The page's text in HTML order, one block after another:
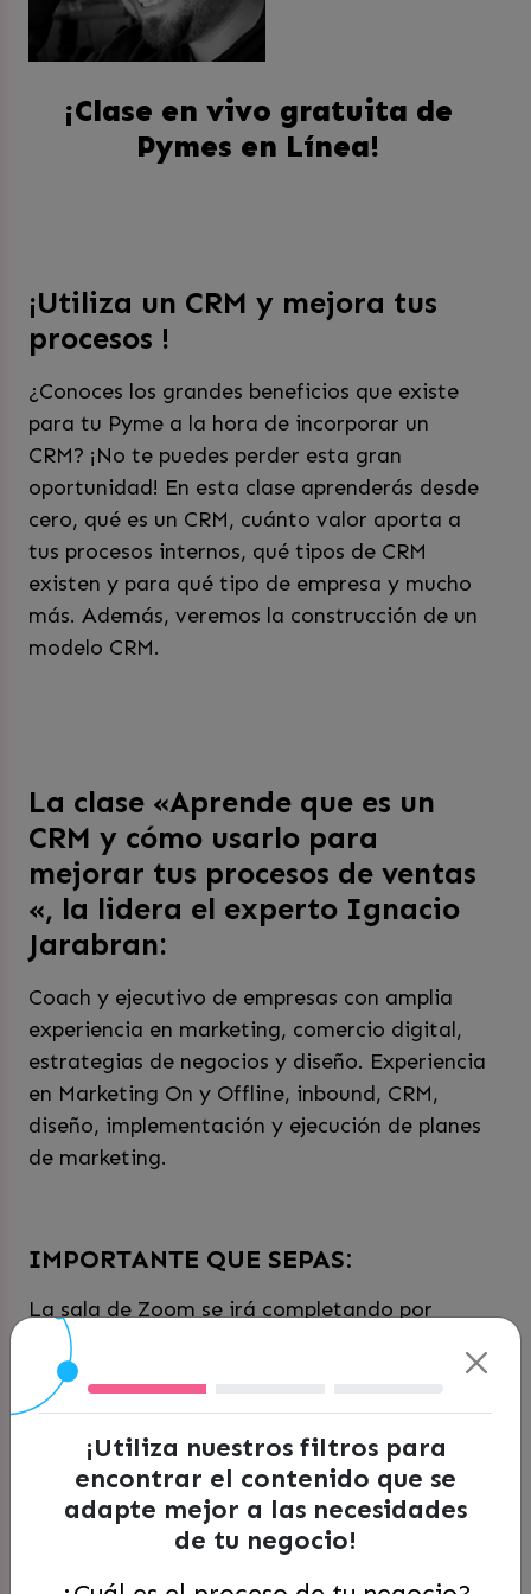
¡Clase en vivo gratuita de
Pymes en Línea!
¡Utiliza un CRM y mejora tus
procesos !
¿Conoces los grandes beneficios que existe
para tu Pyme a la hora de incorporar un
CRM? ¡No te puedes perder esta gran
oportunidad! En esta clase aprenderás desde
cero, qué es un CRM, cuánto valor aporta a
tus procesos internos, qué tipos de CRM
existen y para qué tipo de empresa y mucho
más. Además, veremos la construcción de un
modelo CRM.
La clase «Aprende que es un
CRM y cómo usarlo para
mejorar tus procesos de ventas
«, la lidera el experto Ignacio
Jarabran:
Coach y ejecutivo de empresas con amplia
experiencia en marketing, comercio digital,
estrategias de negocios y diseño. Experiencia
en Marketing On y Offline, inbound, CRM,
diseño, implementación y ejecución de planes
de marketing.
IMPORTANTE QUE SEPAS:
La sala de Zoom se irá completando por
orden de llegada, los cupos son limitados. Si
quedas fuera no te preocupes, también
puedes vernos a través de Facebook de
Corfo.
Recomendaciones:
Recuerda inscribirte a la clase utiliza un
¡Utiliza nuestros filtros para
encontrar el contenido que se
adapte mejor a las necesidades
de tu negocio!